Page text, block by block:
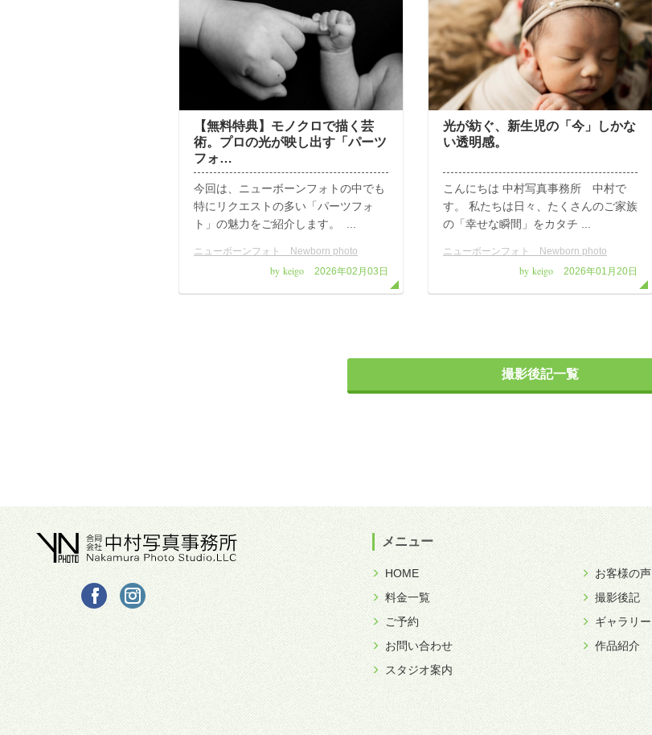
【無料特典】モノクロで描く芸
術。プロの光が映し出す「パーツ
フォ…
今回は、ニューボーンフォトの中でも
特にリクエストの多い「パーツフォ
ト」の魅力をご紹介します。 ...
ニューボーンフォト Newborn photo
by keigo 2026年02月03日
光が紡ぐ、新生児の「今」しかな
い透明感。
こんにちは 中村写真事務所 中村で
す。 私たちは日々、たくさんのご家族
の「幸せな瞬間」をカタチ ...
ニューボーンフォト Newborn photo
by keigo 2026年01月20日
撮影後記一覧
メニュー
HOME
料金一覧
ご予約
お問い合わせ
スタジオ案内
お客様の声
撮影後記
ギャラリー
作品紹介